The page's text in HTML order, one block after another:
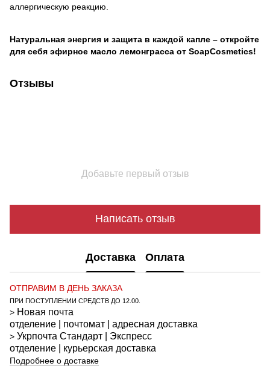
аллергическую реакцию.
Натуральная энергия и защита в каждой капле – откройте
для себя эфирное масло лемонграсса от SoapCosmetics!
Отзывы
Добавьте первый отзыв
Написать отзыв
Доставка Оплата
ОТПРАВИМ В ДЕНЬ ЗАКАЗА
ПРИ ПОСТУПЛЕНИИ СРЕДСТВ ДО 12.00.
> Новая почта
отделение | почтомат | адресная доставка
> Укрпочта Стандарт
| Экспресс
отделение | курьерская доставка
Подробнее о доставке